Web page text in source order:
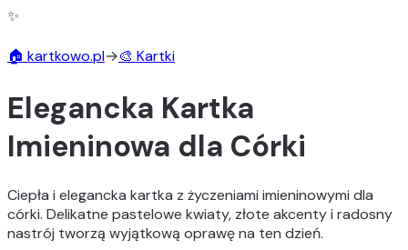
✨
🏠 kartkowo.pl→🎨 Kartki
Elegancka Kartka
Imieninowa dla Córki
Ciepła i elegancka kartka z życzeniami imieninowymi dla
córki. Delikatne pastelowe kwiaty, złote akcenty i radosny
nastrój tworzą wyjątkową oprawę na ten dzień.